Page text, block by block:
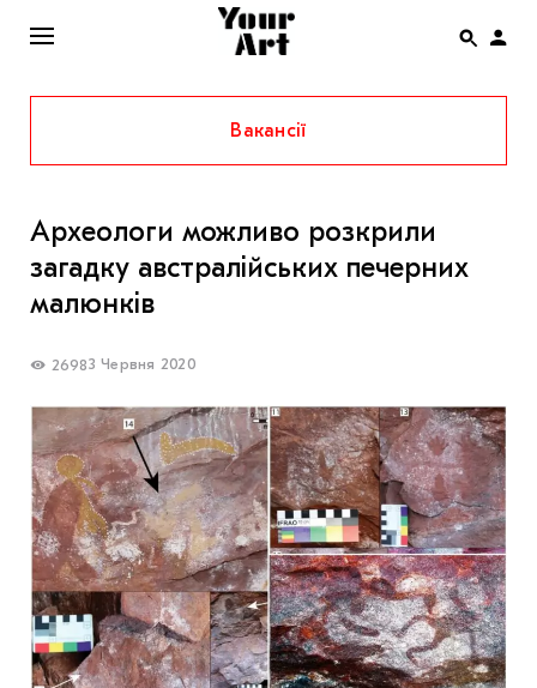
ENG
НОВИНИ
АФІША
ІНТЕРВ’Ю
СПЕЦПРОЄКТИ
THE UKRAINIAN PAVILION AT VENICE BIENNALE
2022
МАРІУПОЛЬСЬКІ МАРГІНАЛІЇ
ДОСЛІДНИЦЬКА ПЛАТФОРМА
ЗАПАЛЕННЯ
Вакансії
Археологи можливо розкрили
загадку австралійських печерних
малюнків
26983 Червня 2020